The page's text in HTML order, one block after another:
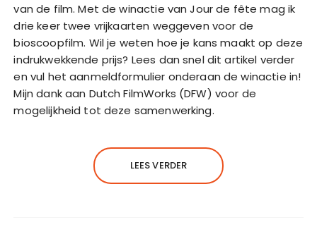
van de film. Met de winactie van Jour de fête mag ik
drie keer twee vrijkaarten weggeven voor de
bioscoopfilm. Wil je weten hoe je kans maakt op deze
indrukwekkende prijs? Lees dan snel dit artikel verder
en vul het aanmeldformulier onderaan de winactie in!
Mijn dank aan Dutch FilmWorks (DFW) voor de
mogelijkheid tot deze samenwerking.
LEES VERDER